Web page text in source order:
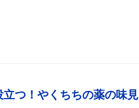
立つ！やくちちの薬の味見